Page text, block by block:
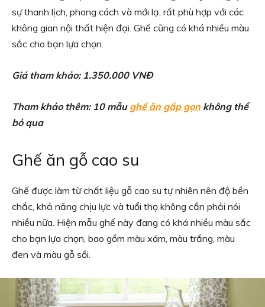
sự thanh lịch, phong cách và mới lạ, rất phù hợp với các
không gian nội thất hiện đại. Ghế cũng có khá nhiều màu
sắc cho bạn lựa chọn.
Giá tham khảo: 1.350.000 VNĐ
Tham khảo thêm: 10 mẫu ghế ăn gấp gọn không thể
bỏ qua
Ghế ăn gỗ cao su
Ghế được làm từ chất liệu gỗ cao su tự nhiên nên độ bền
chắc, khả năng chịu lực và tuổi thọ không cần phải nói
nhiều nữa. Hiện mẫu ghế này đang có khá nhiều màu sắc
cho bạn lựa chọn, bao gồm màu xám, màu trắng, màu
đen và màu gỗ sồi.